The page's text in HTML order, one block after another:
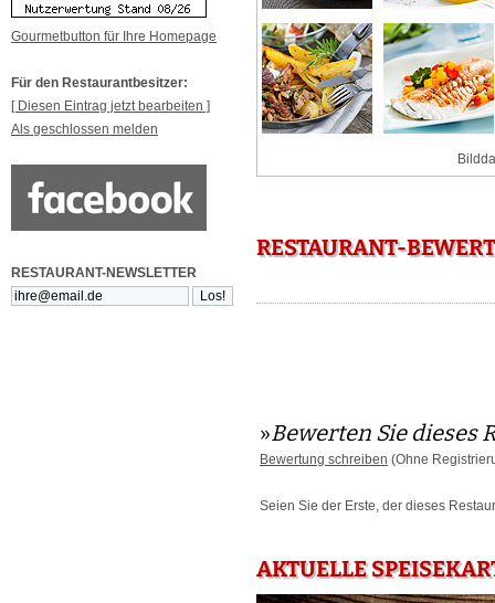
Gourmetbutton für Ihre Homepage
Für den Restaurantbesitzer:
[ Diesen Eintrag jetzt bearbeiten ]
Als geschlossen melden
RESTAURANT-NEWSLETTER
RESTAURANT-
»Bewerten Sie dieses
Bewertung schreiben (Ohne
Seien Sie der Erste, der dieses
AKTUELLE